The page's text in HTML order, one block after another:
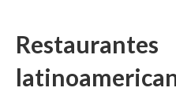
Restaurantes